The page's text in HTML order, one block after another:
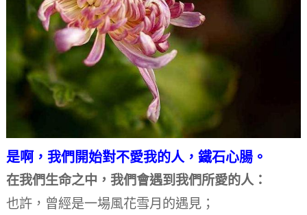
是啊，我們開始對不愛我的人，鐵石心腸。
在我們生命之中，我們會遇到我們所愛的人：
也許，曾經是一場風花雪月的遇見；